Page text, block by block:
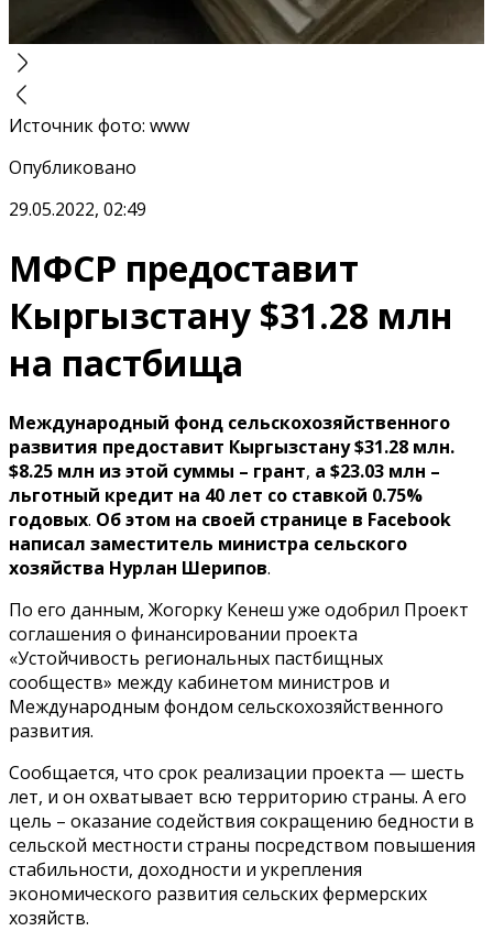
Источник фото: www
Опубликовано
29.05.2022, 02:49
МФСР предоставит
Кыргызстану $31.28 млн
на пастбища
Международный фонд сельскохозяйственного
развития предоставит Кыргызстану $31.28 млн.
$8.25 млн из этой суммы – грант, а $23.03 млн –
льготный кредит на 40 лет со ставкой 0.75%
годовых. Об этом на своей странице в Facebook
написал заместитель министра сельского
хозяйства Нурлан Шерипов.
По его данным, Жогорку Кенеш уже одобрил Проект
соглашения о финансировании проекта
«Устойчивость региональных пастбищных
сообществ» между кабинетом министров и
Международным фондом сельскохозяйственного
развития.
Сообщается, что срок реализации проекта — шесть
лет, и он охватывает всю территорию страны. А его
цель – оказание содействия сокращению бедности в
сельской местности страны посредством повышения
стабильности, доходности и укрепления
экономического развития сельских фермерских
хозяйств.